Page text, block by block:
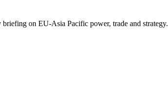
on EU-Asia Pacific power, trade and strategy.